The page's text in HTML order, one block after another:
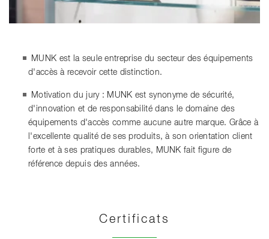
MUNK est la seule entreprise du secteur des équipements
d'accès à recevoir cette distinction.
Motivation du jury : MUNK est synonyme de sécurité,
d'innovation et de responsabilité dans le domaine des
équipements d'accès comme aucune autre marque. Grâce à
l'excellente qualité de ses produits, à son orientation client
forte et à ses pratiques durables, MUNK fait figure de
référence depuis des années.
Certificats